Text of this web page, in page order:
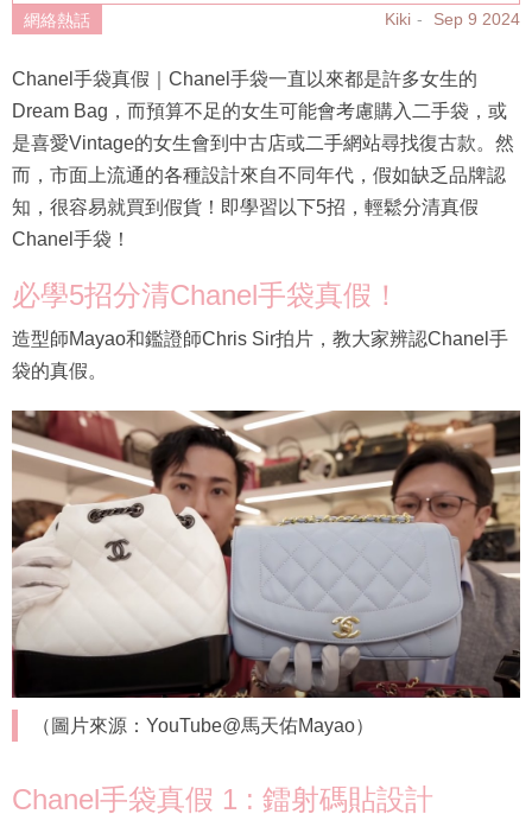
網絡熱話 Kiki Sep 9 2024
Chanel手袋真假｜Chanel手袋一直以來都是許多女生的
Dream Bag，而預算不足的女生可能會考慮購入二手袋，或
是喜愛Vintage的女生會到中古店或二手網站尋找復古款。然
而，市面上流通的各種設計來自不同年代，假如缺乏品牌認
知，很容易就買到假貨！即學習以下5招，輕鬆分清真假
Chanel手袋！
必學5招分清Chanel手袋真假！
造型師Mayao和鑑證師Chris Sir拍片，教大家辨認Chanel手
袋的真假。
（圖片來源：YouTube@馬天佑Mayao）
Chanel手袋真假 1 : 鐳射碼貼設計